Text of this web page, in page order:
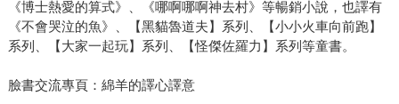
《博士熱愛的算式》、《哪啊哪啊神去村》等暢銷小說，也譯有
《不會哭泣的魚》、【黑貓魯道夫】系列、【小小火車向前跑】
系列、【大家一起玩】系列、【怪傑佐羅力】系列等童書。
臉書交流專頁：綿羊的譯心譯意